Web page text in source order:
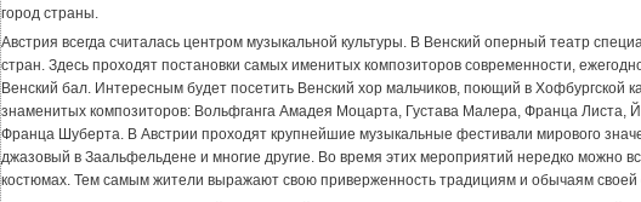
город страны.
Австрия всегда считалась центром музыкальной культуры. В Венский оперный театр
стран. Здесь проходят постановки самых именитых композиторов современности,
Венский бал. Интересным будет посетить Венский хор мальчиков, поющий в Хофбургской
знаменитых композиторов: Вольфганга Амадея Моцарта, Густава Малера, Франца Листа,
Франца Шуберта. В Австрии проходят крупнейшие музыкальные фестивали мирового
джазовый в Заальфельдене и многие другие. Во время этих мероприятий нередко можно
костюмах. Тем самым жители выражают свою приверженность традициям и обычаям своей